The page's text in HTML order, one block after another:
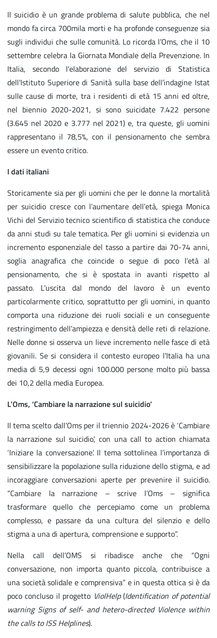
Il suicidio è un grande problema di salute pubblica, che nel
mondo fa circa 700mila morti e ha profonde conseguenze sia
sugli individui che sulle comunità. Lo ricorda l’Oms, che il 10
settembre celebra la Giornata Mondiale della Prevenzione. In
Italia, secondo l'elaborazione del servizio di Statistica
dell’Istituto Superiore di Sanità sulla base dell’indagine Istat
sulle cause di morte, tra i residenti di età 15 anni ed oltre,
nel biennio 2020-2021, si sono suicidate 7.422 persone
(3.645 nel 2020 e 3.777 nel 2021) e, tra queste, gli uomini
rappresentano il 78,5%, con il pensionamento che sembra
essere un evento critico.
I dati italiani
Storicamente sia per gli uomini che per le donne la mortalità
per suicidio cresce con l’aumentare dell’età, spiega Monica
Vichi del Servizio tecnico scientifico di statistica che conduce
da anni studi su tale tematica. Per gli uomini si evidenzia un
incremento esponenziale del tasso a partire dai 70-74 anni,
soglia anagrafica che coincide o segue di poco l’età al
pensionamento, che si è spostata in avanti rispetto al
passato. L’uscita dal mondo del lavoro è un evento
particolarmente critico, soprattutto per gli uomini, in quanto
comporta una riduzione dei ruoli sociali e un conseguente
restringimento dell’ampiezza e densità delle reti di relazione.
Nelle donne si osserva un lieve incremento nelle fasce di età
giovanili. Se si considera il contesto europeo l’Italia ha una
media di 5,9 decessi ogni 100.000 persone molto più bassa
dei 10,2 della media Europea.
L’Oms, ‘Cambiare la narrazione sul suicidio’
Il tema scelto dall’Oms per il triennio 2024-2026 è ‘Cambiare
la narrazione sul suicidio’, con una call to action chiamata
‘Iniziare la conversazione’. Il tema sottolinea l’importanza di
sensibilizzare la popolazione sulla riduzione dello stigma, e ad
incoraggiare conversazioni aperte per prevenire il suicidio.
“Cambiare la narrazione – scrive l’Oms – significa
trasformare quello che percepiamo come un problema
complesso, e passare da una cultura del silenzio e dello
stigma a una di apertura, comprensione e supporto”.
Nella call dell’OMS si ribadisce anche che “Ogni
conversazione, non importa quanto piccola, contribuisce a
una società solidale e comprensiva” e in questa ottica si è da
poco concluso il progetto ViolHelp(Identification of potential
warning Signs of self- and hetero-directed Violence within
the calls to ISS Helplines).